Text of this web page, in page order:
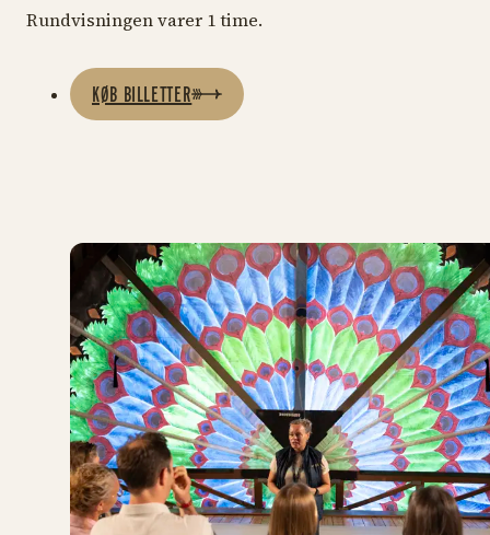
Rundvisningen varer 1 time.
KØB BILLETTER